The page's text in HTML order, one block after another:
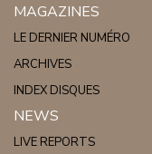
MAGAZINES
LE DERNIER NUMÉRO
ARCHIVES
INDEX DISQUES
NEWS
LIVE REPORTS